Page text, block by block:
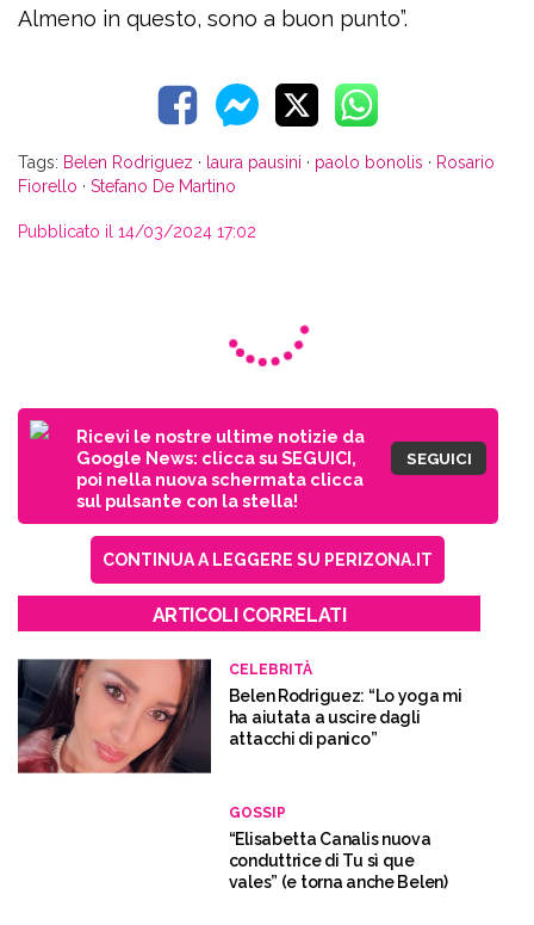
Almeno in questo, sono a buon punto”.
Tags: Belen Rodriguez · laura pausini · paolo bonolis · Rosario
Fiorello · Stefano De Martino
Pubblicato il 14/03/2024 17:02
Ricevi le nostre ultime notizie da
Google News: clicca su SEGUICI,
poi nella nuova schermata clicca
sul pulsante con la stella!
SEGUICI
CONTINUA A LEGGERE SU PERIZONA.IT
ARTICOLI CORRELATI
CELEBRITÀ
Belen Rodriguez: “Lo yoga mi
ha aiutata a uscire dagli
attacchi di panico”
GOSSIP
“Elisabetta Canalis nuova
conduttrice di Tu sì que
vales” (e torna anche Belen)